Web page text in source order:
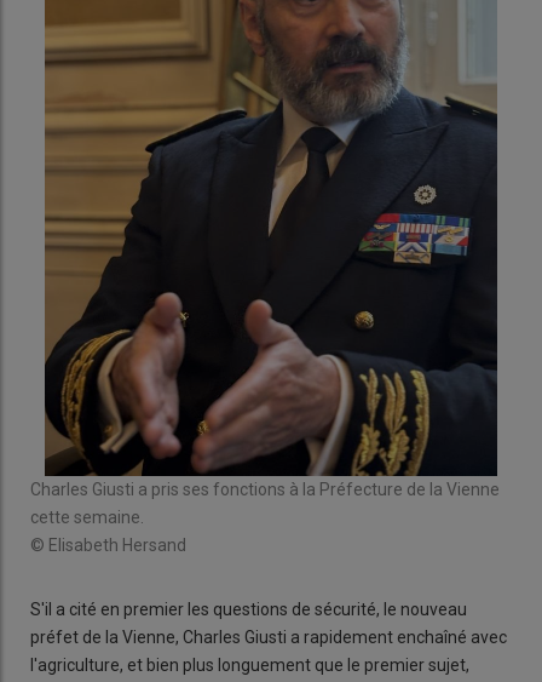
Charles Giusti a pris ses fonctions à la Préfecture de la Vienne
cette semaine.
© Elisabeth Hersand
S'il a cité en premier les questions de sécurité, le nouveau
préfet de la Vienne, Charles Giusti a rapidement enchaîné avec
l'agriculture, et bien plus longuement que le premier sujet,